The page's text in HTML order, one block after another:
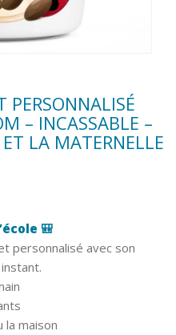
PERSONNALISÉ
– INCASSABLE –
ET LA MATERNELLE
🎒
personnalisé avec son
la maison